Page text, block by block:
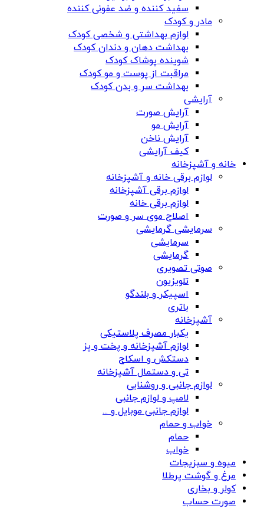
سفید کننده و ضد عفونی کننده
مادر و کودک
لوازم بهداشتی و شخصی کودک
بهداشت دهان و دندان کودک
شوینده پوشاک کودک
مراقبت از پوست و مو کودک
بهداشت سر و بدن کودک
آرایشی
آرایش صورت
آرایش مو
آرایش ناخن
کیف آرایشی
خانه و آشپزخانه
لوازم برقی خانه و آشپزخانه
لوازم برقی آشپزخانه
لوازم برقی خانه
اصلاح موی سر و صورت
سرمایشی گرمایشی
سرمایشی
گرمایشی
صوتی تصویری
تلویزیون
اسپیکر و بلندگو
باتری
آشپزخانه
یکبار مصرف پلاستیکی
لوازم آشپزخانه و پخت و پز
دستکش و اسکاج
تی و دستمال آشپزخانه
لوازم جانبی و روشنایی
لامپ و لوازم جانبی
لوازم جانبی موبایل و ...
خواب و حمام
حمام
خواب
میوه و سبزیجات
مرغ و گوشت پرطلا
کولر و بخاری
صورت حساب